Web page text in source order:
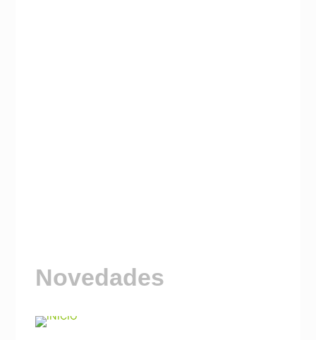
Novedades
Visitá nuestro Canal
Noticias